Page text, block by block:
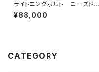
ライトニングボルト ユーズドサ
ーフボード
¥88,000
CATEGORY